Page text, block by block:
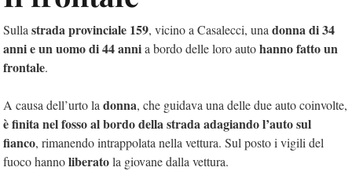
Sulla strada provinciale 159, vicino a Casalecci, una donna di 34
anni e un uomo di 44 annia bordo delle loro autohanno fatto un
frontale.
A causa dell’urto la donna, che guidava una delle due auto coinvolte,
è finita nel fosso al bordo della strada adagiando l’auto sul
fianco, rimanendo intrappolata nella vettura. Sul posto i vigili del
fuoco hannoliberatola giovane dalla vettura.